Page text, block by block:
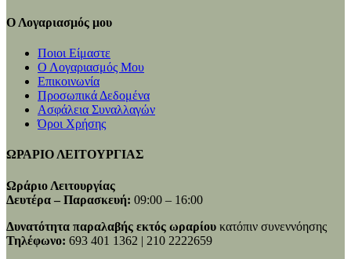
Ο Λογαριασμός μου
Ποιοι Είμαστε
Ο Λογαριασμός Μου
Επικοινωνία
Προσωπικά Δεδομένα
Ασφάλεια Συναλλαγών
Όροι Χρήσης
ΩΡΑΡΙΟ ΛΕΙΤΟΥΡΓΙΑΣ
Ωράριο Λειτουργίας
Δευτέρα – Παρασκευή: 09:00 – 16:00
Δυνατότητα παραλαβής εκτός ωραρίου κατόπιν συνεννόησης
Τηλέφωνο: 693 401 1362 | 210 2222659